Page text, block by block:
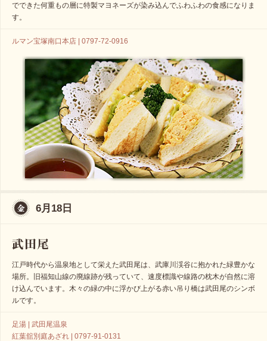
でできた何重もの層に特製マヨネーズが染み込んでふわふわの食感になりま
す。
ルマン宝塚南口本店 | 0797-72-0916
6月18日
江戸時代から温泉地として栄えた武田尾は、武庫川渓谷に抱かれた緑豊かな
場所。旧福知山線の廃線跡が残っていて、速度標識や線路の枕木が自然に溶
け込んでいます。木々の緑の中に浮かび上がる赤い吊り橋は武田尾のシンボ
ルです。
足湯 | 武田尾温泉
紅葉舘別庭あざれ | 0797-91-0131